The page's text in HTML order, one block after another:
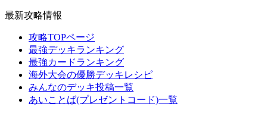
最新攻略情報
攻略TOPページ
最強デッキランキング
最強カードランキング
海外大会の優勝デッキレシピ
みんなのデッキ投稿一覧
あいことば(プレゼントコード)一覧